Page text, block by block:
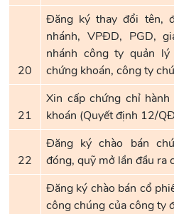
20
Đăng ký thay đổi tên,
nhánh, VPĐD, PGD,
nhánh công ty quản
chứng khoán, công ty
21
Xin cấp chứng chỉ hành
khoán (Quyết định 12/
22
Đăng ký chào bán
đóng, quỹ mở lần đầu ra
Đăng ký chào bán cổ
công chúng của công ty